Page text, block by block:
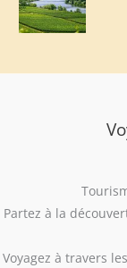
Partez à la
Voyagez à travers